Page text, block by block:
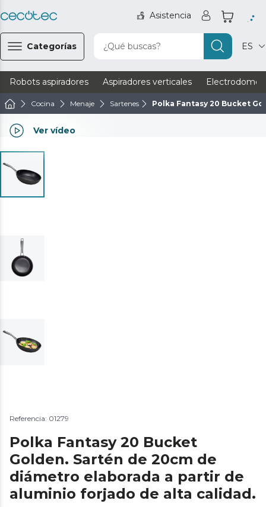
Asistencia
Categorías ¿Qué buscas? ES
Robots aspiradores Aspiradores verticales
Cocina Menaje Sartenes Polka Fantasy 20 Bucket
Ver vídeo
Referencia: 01279
Polka Fantasy 20 Bucket
Golden. Sartén de 20cm de
diámetro elaborada a partir de
aluminio forjado de alta calidad.